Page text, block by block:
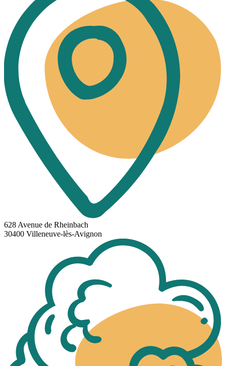
628 Avenue de Rheinbach
30400 Villeneuve-lès-Avignon